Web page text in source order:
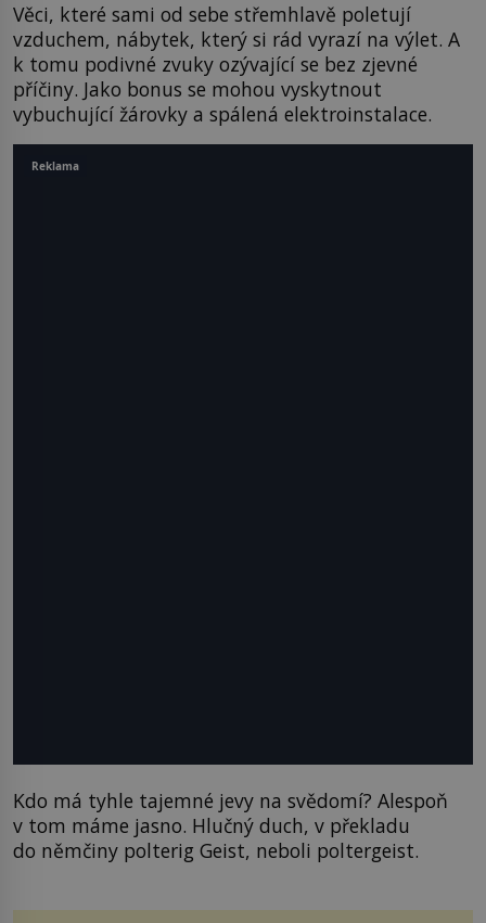
Věci, které sami od sebe střemhlavě poletují
vzduchem, nábytek, který si rád vyrazí na výlet. A
k tomu podivné zvuky ozývající se bez zjevné
příčiny. Jako bonus se mohou vyskytnout
vybuchující žárovky a spálená elektroinstalace.
Kdo má tyhle tajemné jevy na svědomí? Alespoň
v tom máme jasno. Hlučný duch, v překladu
do němčiny polterig Geist, neboli poltergeist.
Reklama